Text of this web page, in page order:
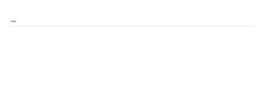
...